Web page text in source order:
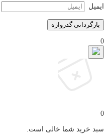
ایمیل الزامی
بازگردانی گذرواژه
0
0
سبد خرید شما خالی است.